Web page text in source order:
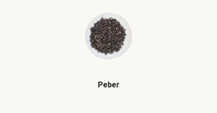
Peber